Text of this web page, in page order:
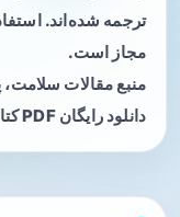
ترجمه شده‌اند.
مجاز است.
منبع مقالات
دانلود رایگان PDF کتاب‌های پزشکی.